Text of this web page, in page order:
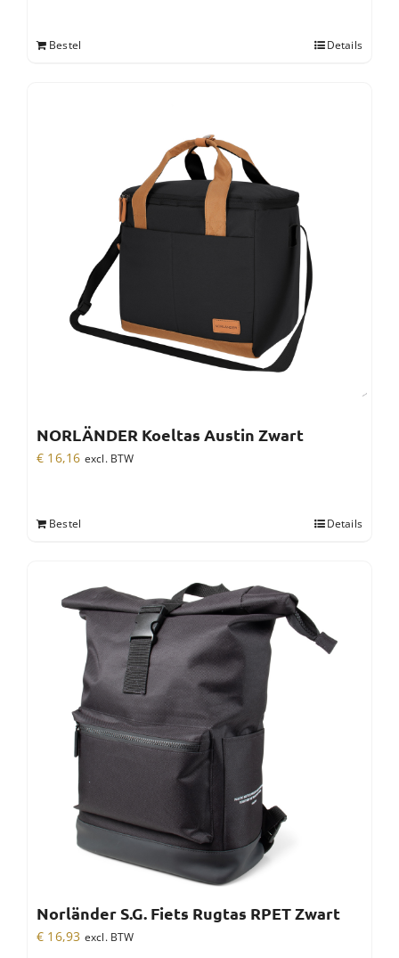
Bestel Details
NORLÄNDER Koeltas Austin Zwart
€ 16,16 excl. BTW
Bestel Details
Norländer S.G. Fiets Rugtas RPET Zwart
€ 16,93 excl. BTW